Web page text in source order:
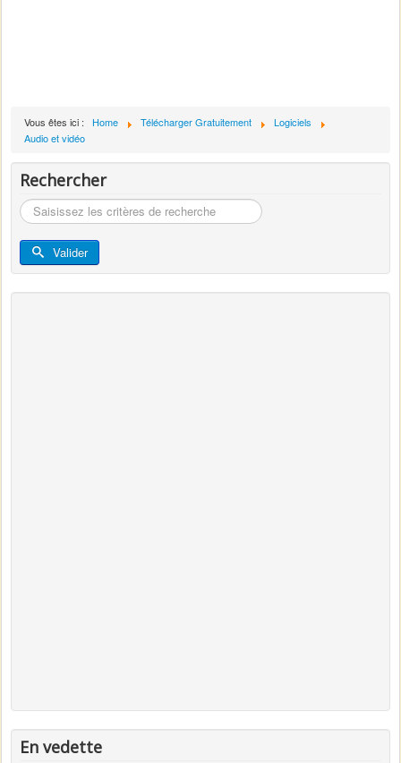
Vous êtes ici : Home Télécharger Gratuitement
Logiciels
Audio et vidéo
Rechercher
Rechercher
Valider
En vedette